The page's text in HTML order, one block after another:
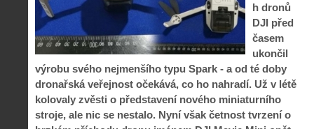
h dronů
DJI před
časem
ukončil
výrobu svého nejmenšího typu Spark - a od té doby
dronařská veřejnost očekává, co ho nahradí. Už v létě
kolovaly zvěsti o představení nového miniaturního
stroje, ale nic se nestalo. Nyní však četnost tvrzení o